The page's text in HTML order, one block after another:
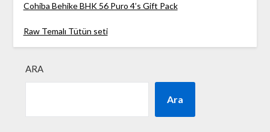
Cohiba Behike BHK 56 Puro 4’s Gift Pack
Raw Temalı Tütün seti
ARA
Ara